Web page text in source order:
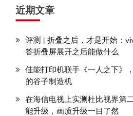
近期文章
评测 | 折叠之后，才是开始：
答折叠屏展开之后能做什么
佳能打印机联手《一人之下》
的谷子制造机
在海信电视上实测杜比视界第
能升级，画质升级一目了然